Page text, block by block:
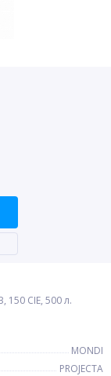
150 CIE, 500 л.
MONDI
PROJECTA